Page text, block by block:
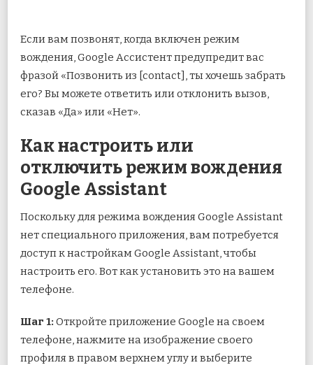
Если вам позвонят, когда включен режим
вождения, Google Ассистент предупредит вас
фразой «Позвонить из [contact], ты хочешь забрать
его? Вы можете ответить или отклонить вызов,
сказав «Да» или «Нет».
Как настроить или
отключить режим вождения
Google Assistant
Поскольку для режима вождения Google Assistant
нет специального приложения, вам потребуется
доступ к настройкам Google Assistant, чтобы
настроить его. Вот как установить это на вашем
телефоне.
Шаг 1: Откройте приложение Google на своем
телефоне, нажмите на изображение своего
профиля в правом верхнем углу и выберите